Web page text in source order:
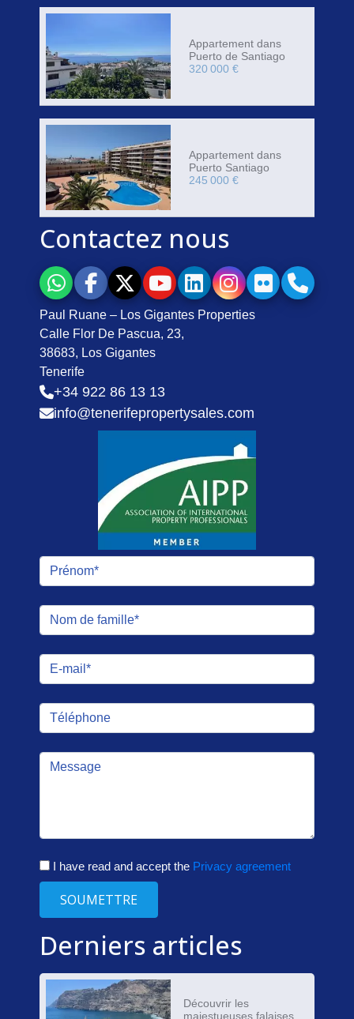
Appartement dans
Puerto de Santiago
320 000 €
Appartement dans
Puerto Santiago
245 000 €
Contactez nous
Paul Ruane – Los Gigantes Properties
Calle Flor De Pascua, 23,
38683, Los Gigantes
Tenerife
+34 922 86 13 13
info@tenerifepropertysales.com
I have read and accept the Privacy agreement
SOUMETTRE
Derniers articles
Découvrir les
majestueuses falaises